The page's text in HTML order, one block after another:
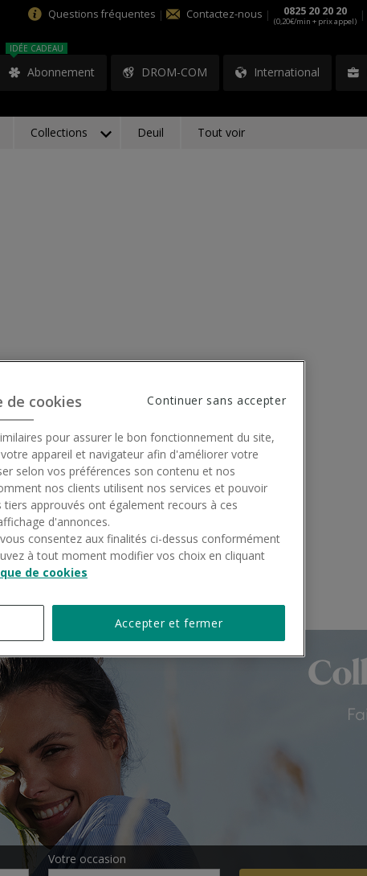
Questions fréquentes | Contactez-nous | 0825 20 20 20
(0,20€/min + prix appel) |
IDÉE CADEAU
Abonnement DROM-COM International
Collections Deuil Tout voir
Votre occasion
de cookies
pour assurer le bon fonctionnement du site,
appareil et navigateur afin d'améliorer votre
selon vos préférences son contenu et nos
nos clients utilisent nos services et pouvoir
approuvés ont également recours à ces
d'annonces.
consentez aux finalités ci-dessus conformément
à tout moment modifier vos choix en cliquant
de cookies
Continuer sans accepter
Accepter et fermer